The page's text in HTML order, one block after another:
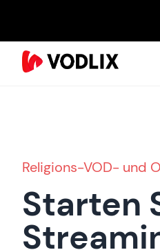
Religions-VOD- und
Starten